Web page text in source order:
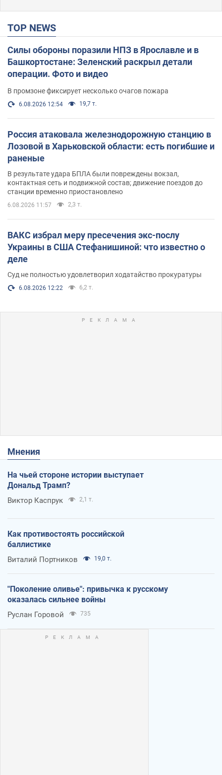
TOP NEWS
Силы обороны поразили НПЗ в Ярославле и в
Башкортостане: Зеленский раскрыл детали
операции. Фото и видео
В промзоне фиксирует несколько очагов пожара
6.08.2026 12:54 19,7 т.
Россия атаковала железнодорожную станцию в
Лозовой в Харьковской области: есть погибшие и
раненые
В результате удара БПЛА были повреждены вокзал,
контактная сеть и подвижной состав; движение поездов до
станции временно приостановлено
6.08.2026 11:57 2,3 т.
ВАКС избрал меру пресечения экс-послу
Украины в США Стефанишиной: что известно о
деле
Суд не полностью удовлетворил ходатайство прокуратуры
6.08.2026 12:22 6,2 т.
Мнения
На чьей стороне истории выступает
Дональд Трамп?
Виктор Каспрук 2,1 т.
Как противостоять российской
баллистике
Виталий Портников 19,0 т.
"Поколение оливье": привычка к русскому
оказалась сильнее войны
Руслан Горовой 735